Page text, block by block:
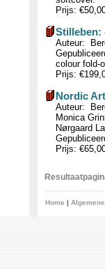
Prijs:
Stilleben:
Auteur:
colour fold-
Prijs:
Nordic
Auteur:
Monica
Nørgaard
Prijs:
Home |